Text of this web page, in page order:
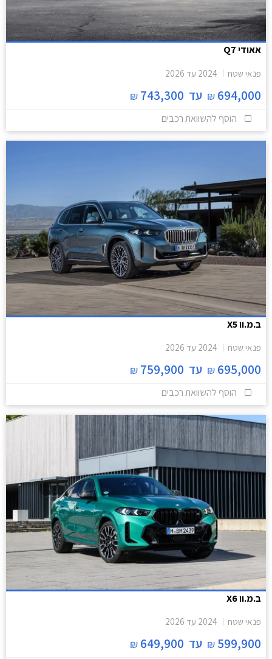
אאודי Q7
פנאי שטח 2024 עד 2026
694,000
₪ עד 743,300
₪
הוסף להשוואת רכבים
ב.מ.וו X5
פנאי שטח 2024 עד 2026
695,000
₪ עד 759,900
₪
הוסף להשוואת רכבים
ב.מ.וו X6
פנאי שטח 2024 עד 2026
599,900
₪ עד 649,900
₪